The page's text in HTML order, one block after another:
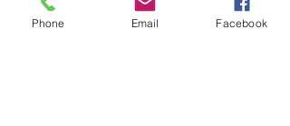
arisliaformation@hotmail.com
Phone Email Facebook